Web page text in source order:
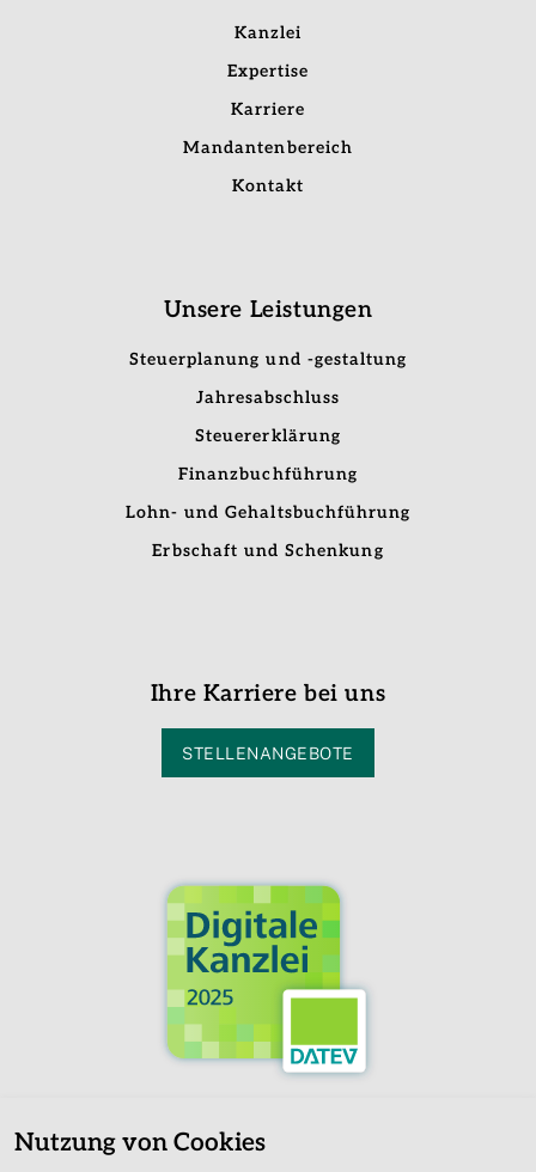
Nutzung von Cookies
Kanzlei
Expertise
Karriere
Mandantenbereich
Kontakt
Unsere Leistungen
Steuerplanung und -gestaltung
Jahresabschluss
Steuererklärung
Finanzbuchführung
Lohn- und Gehaltsbuchführung
Erbschaft und Schenkung
Ihre Karriere bei uns
STELLENANGEBOTE